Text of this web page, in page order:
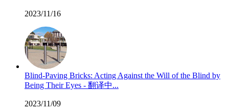
2023/11/16
Blind-Paving Bricks: Acting Against the Will of the Blind by
Being Their Eyes - 翻译中...
2023/11/09